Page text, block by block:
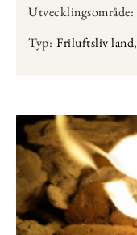
Utvecklingsområde:
Typ: Friluftsliv land,